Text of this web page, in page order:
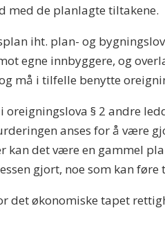
med de planlagte tiltakene.
iht. plan- og
egne innbyggere, og
må i tilfelle benytte
oreigningslova § 2 andre
anses for å være
kan det være en gammel
gjort, noe som kan
det økonomiske tapet